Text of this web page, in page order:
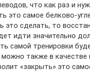
что как раз и
это самое белково-
это сделать, то
идти значительно
самой тренировки
также в качестве
«закрыть» это